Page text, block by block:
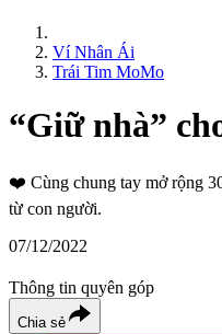
Ví Nhân Ái
Trái Tim MoMo
“Giữ nhà”
❤️ Cùng chung tay mở rộng
từ con người.
07/12/2022
Thông tin quyên góp
Chia sẻ